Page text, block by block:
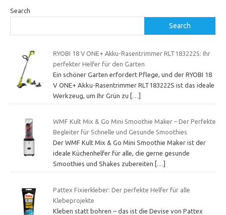
Search
Search
RYOBI 18 V ONE+ Akku-Rasentrimmer RLT183222S: Ihr
perfekter Helfer für den Garten
Ein schöner Garten erfordert Pflege, und der RYOBI 18
V ONE+ Akku-Rasentrimmer RLT183222S ist das ideale
Werkzeug, um Ihr Grün zu
[…]
WMF Kult Mix & Go Mini Smoothie Maker – Der Perfekte
Begleiter für Schnelle und Gesunde Smoothies
Der WMF Kult Mix & Go Mini Smoothie Maker ist der
ideale Küchenhelfer für alle, die gerne gesunde
Smoothies und Shakes zubereiten
[…]
Pattex Fixierkleber: Der perfekte Helfer für alle
Klebeprojekte
Kleben statt bohren – das ist die Devise von Pattex